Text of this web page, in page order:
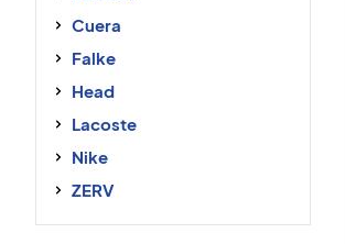
Cuera
Falke
Head
Lacoste
Nike
ZERV